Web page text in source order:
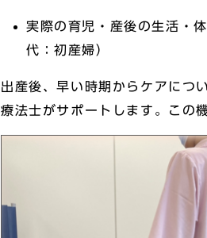
実際の育児・産後の生活・
代：初産婦）
出産後、早い時期からケアにつ
療法士がサポートします。この